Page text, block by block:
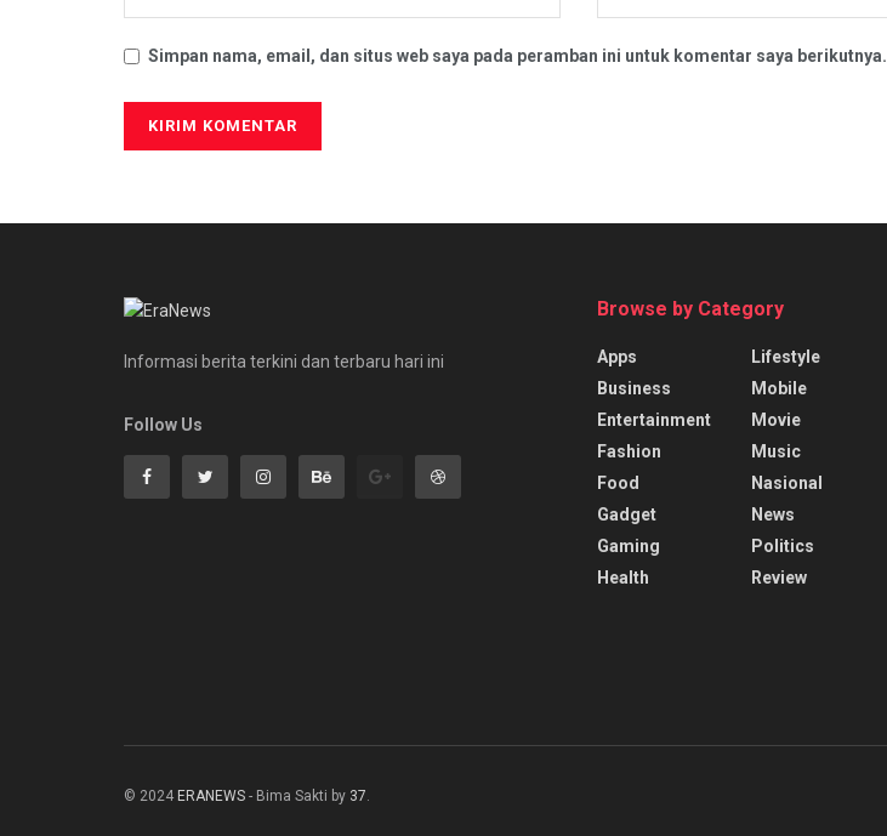
Simpan nama, email, dan situs web saya pada peramban ini untuk komentar saya berikutnya.
Informasi berita terkini dan terbaru hari ini
Follow Us
Browse by Category
Apps
Business
Entertainment
Fashion
Food
Gadget
Gaming
Health
Lifestyle
Mobile
Movie
Music
Nasional
News
Politics
Review
© 2024 ERANEWS - Bima Sakti by 37